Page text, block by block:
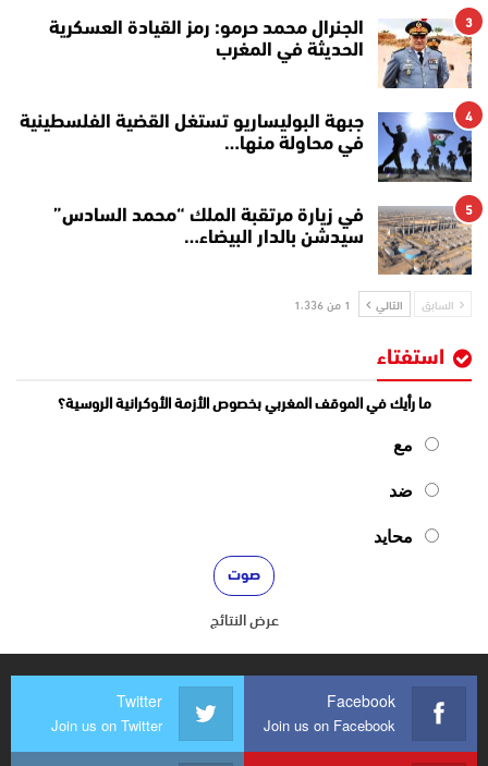
3
الجنرال محمد حرمو: رمز القيادة العسكرية
الحديثة في المغرب
4
جبهة البوليساريو تستغل القضية الفلسطينية
في محاولة منها…
5
في زيارة مرتقبة الملك “محمد السادس”
سيدشن بالدار البيضاء…
السابق التالي 1 من 1٬336
استفتاء
ما رأيك في الموقف المغربي بخصوص الأزمة الأوكرانية الروسية؟
مع
ضد
محايد
عرض النتائج
Facebook
Join us on Facebook
Twitter
Join us on Twitter